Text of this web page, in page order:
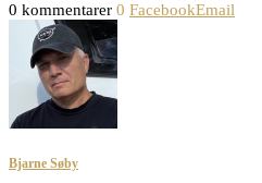
0 kommentarer 0 FacebookEmail
Bjarne Søby